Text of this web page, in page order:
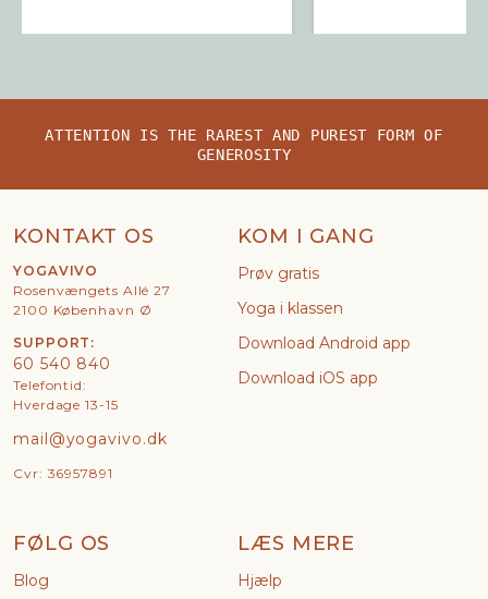
ATTENTION IS THE RAREST AND PUREST FORM OF
GENEROSITY
KOM I GANG
Prøv gratis
Yoga i klassen
Download Android app
Download iOS app
FØLG OS
Blog
LÆS MERE
Hjælp
KONTAKT OS
YOGAVIVO
Rosenvængets Allé 27
2100 København Ø
SUPPORT:
60 540 840
Telefontid:
Hverdage 13-15
mail@yogavivo.dk
Cvr: 36957891